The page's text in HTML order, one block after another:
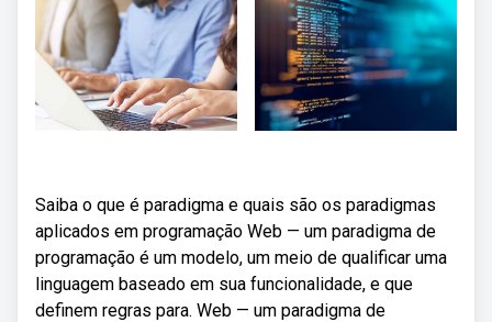
Saiba o que é paradigma e quais são os paradigmas
aplicados em programação Web — um paradigma de
programação é um modelo, um meio de qualificar uma
linguagem baseado em sua funcionalidade, e que
definem regras para. Web — um paradigma de